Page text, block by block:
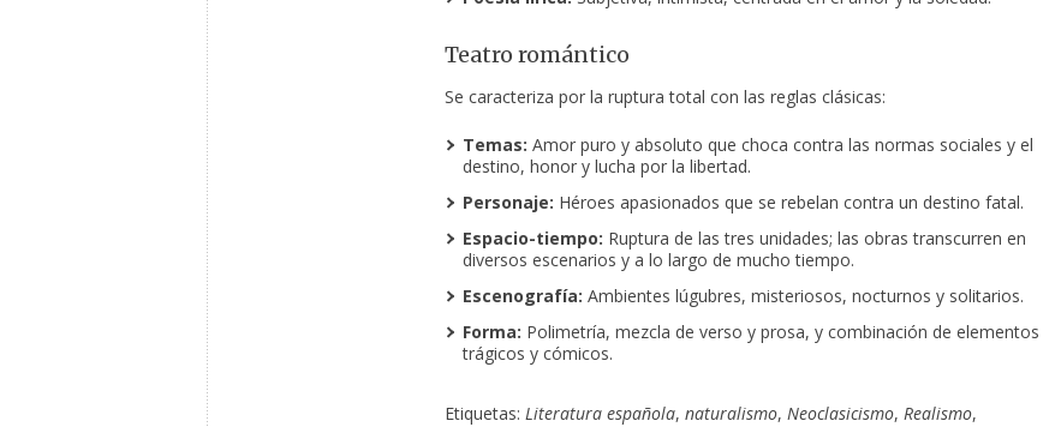
Teatro romántico
Se caracteriza por la ruptura total con las reglas clásicas:
Temas: Amor puro y absoluto que choca contra las normas sociales y el
destino, honor y lucha por la libertad.
Personaje: Héroes apasionados que se rebelan contra un destino fatal.
Espacio-tiempo: Ruptura de las tres unidades; las obras transcurren en
diversos escenarios y a lo largo de mucho tiempo.
Escenografía: Ambientes lúgubres, misteriosos, nocturnos y solitarios.
Forma: Polimetría, mezcla de verso y prosa, y combinación de elementos
trágicos y cómicos.
Etiquetas: Literatura española, naturalismo, Neoclasicismo, Realismo,